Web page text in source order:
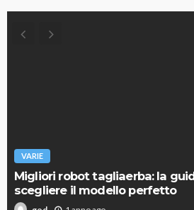
VARIE
Migliori robot tagliaerba: la
scegliere il modello perfetto